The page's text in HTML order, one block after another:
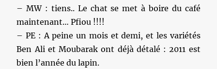
– MW : tiens.. Le chat se met à boire du café
maintenant… Pfiou !!!!
– PE : A peine un mois et demi, et les variétés
Ben Ali et Moubarak ont déjà détalé : 2011 est
bien l’année du lapin.